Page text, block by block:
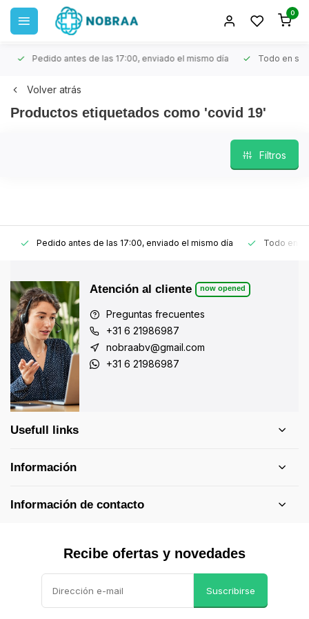
0
Pedido antes de las 17:00, enviado el mismo día Todo en
Volver atrás
Productos etiquetados como 'covid 19'
Filtros
Pedido antes de las 17:00, enviado el mismo día Todo en
Atención al cliente now opened
Preguntas frecuentes
+31 6 21986987
nobraabv@gmail.com
+31 6 21986987
Usefull links
Información
Información de contacto
Recibe ofertas y novedades
Suscribirse